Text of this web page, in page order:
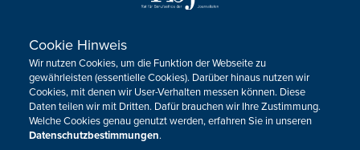
Sie haben noch Fragen oder Anmerkungen?
KONTAKTIEREN SIE UNS!
Impressum Datenschutz Kontakt
Barrierefreiheit
Cookie-Zustimmung anpassen
Cookie Hinweis
Wir nutzen Cookies, um die Funktion der Webseite zu
gewährleisten (essentielle Cookies). Darüber hinaus nutzen wir
Cookies, mit denen wir User-Verhalten messen können. Diese
Daten teilen wir mit Dritten. Dafür brauchen wir Ihre Zustimmung.
Welche Cookies genau genutzt werden, erfahren Sie in unseren
Datenschutzbestimmungen.